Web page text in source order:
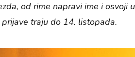
od rime napravi ime i osvoji
prijave traju do 14. listopada.